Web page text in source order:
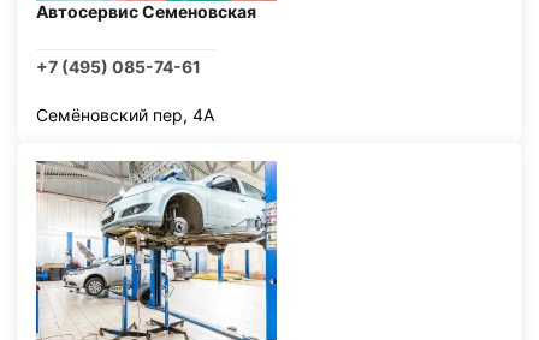
Автосервис Семеновская
+7 (495) 085-74-61
Семёновский пер, 4А